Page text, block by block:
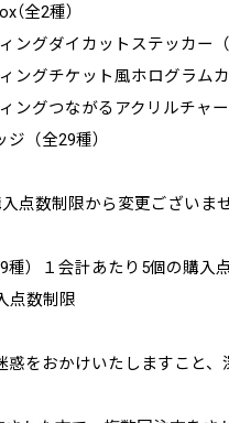
全2種）
ングダイカットステッカー（
ングチケット風ホログラム
ングつながるアクリルチャー
（全29種）
点数制限から変更ございませ
種）１会計あたり5個の購入
点数制限
をおかけいたしますこと、